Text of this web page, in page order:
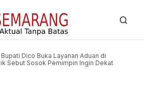
Bupati Dico Buka Layanan Aduan di
Sebut Sosok Pemimpin Ingin Dekat